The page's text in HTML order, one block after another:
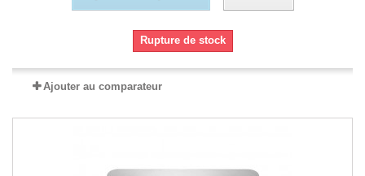
Rupture de stock
Ajouter au comparateur